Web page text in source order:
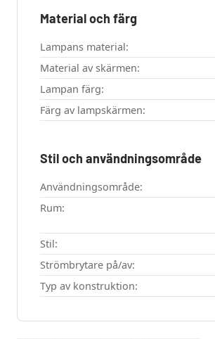
Material och färg
Lampans material:
Material av skärmen:
Lampan färg:
Färg av lampskärmen:
Stil och användningsområde
Användningsområde:
Rum:
Stil:
Strömbrytare på/av:
Typ av konstruktion: